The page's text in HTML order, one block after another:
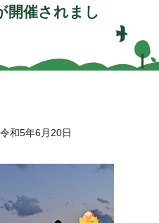
開催されまし
和5年6月20日